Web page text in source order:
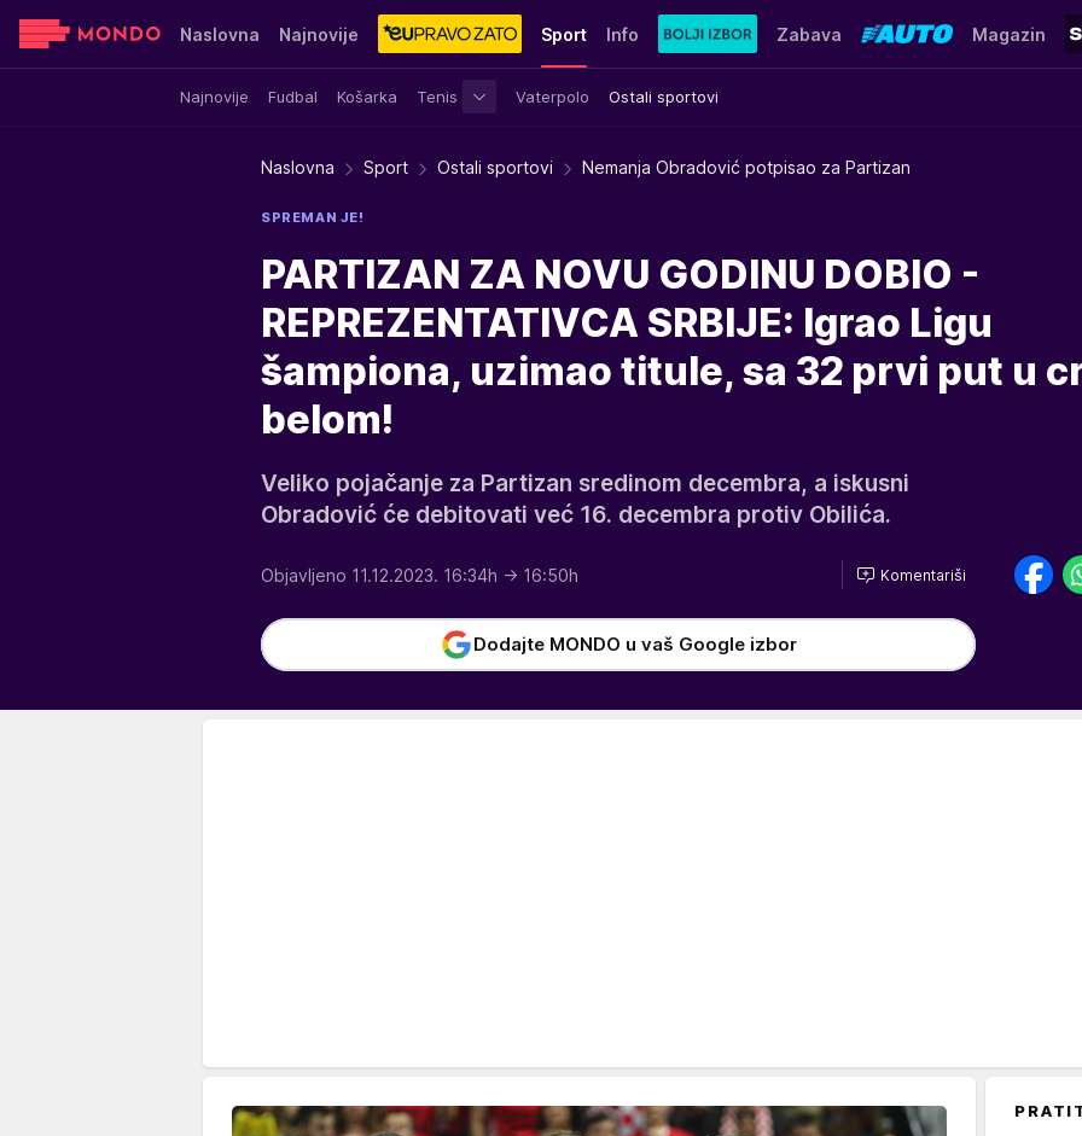
Naslovna Najnovije Sport
Najnovije Fudbal Košarka Tenis Vaterpolo Ostali sportovi
Info Zabava Magazin
Sensa Stvar ukusa Yumama
Naslovna Sport Ostali sportovi Nemanja Obradović potpisao za Partizan
SPREMAN JE!
PARTIZAN ZA NOVU GODINU DOBIO -
REPREZENTATIVCA SRBIJE: Igrao Ligu
šampiona, uzimao titule, sa 32 prvi put u
belom!
Veliko pojačanje za Partizan sredinom decembra, a iskusni
Obradović će debitovati već 16. decembra protiv Obilića.
Objavljeno 11.12.2023. 16:34h → 16:50h Komentariši
Dodajte MONDO u vaš Google izbor